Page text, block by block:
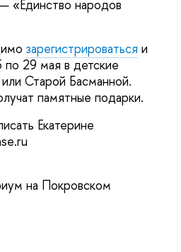
«Единство народов
зарегистрироваться и
29 мая в детские
Старой Басманной.
памятные подарки.
Екатерине
на Покровском